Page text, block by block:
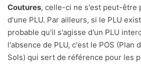
Coutures, celle-ci ne s'est peut-être
d'une PLU. Par ailleurs, si le PLU
probable qu'il s'agisse d'un PLU
l'absence de PLU, c'est le POS (Plan
Sols) qui sert de référence pour les